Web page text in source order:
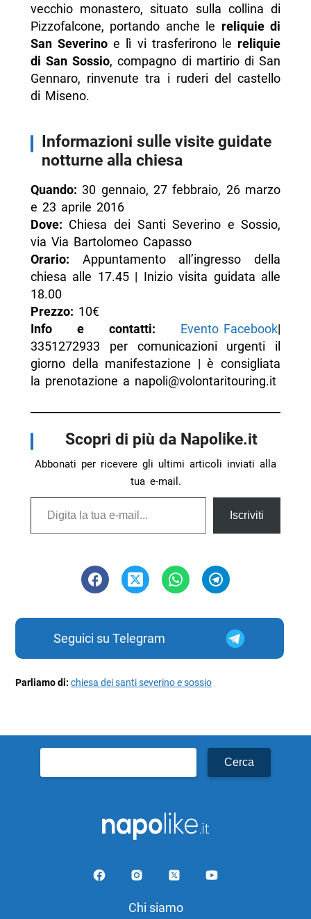
vecchio monastero, situato sulla collina di
Pizzofalcone, portando anche le reliquie di
San Severino e lì vi trasferirono le reliquie
di San Sossio, compagno di martirio di San
Gennaro, rinvenute tra i ruderi del castello
di Miseno.
Informazioni sulle visite guidate
notturne alla chiesa
Quando: 30 gennaio, 27 febbraio, 26 marzo
e 23 aprile 2016
Dove: Chiesa dei Santi Severino e Sossio,
via Via Bartolomeo Capasso
Orario: Appuntamento all’ingresso della
chiesa alle 17.45 | Inizio visita guidata alle
18.00
Prezzo: 10€
Info e contatti:
Evento Facebook|
3351272933 per comunicazioni urgenti il
giorno della manifestazione | è consigliata
la prenotazione a napoli@volontaritouring.it
Scopri di più da Napolike.it
Abbonati per ricevere gli ultimi articoli inviati alla
tua e-mail.
Digita la tua e-mail...
Iscriviti
Seguici su Telegram
Parliamo di:chiesa dei santi severino e sossio
per:
Chi siamo